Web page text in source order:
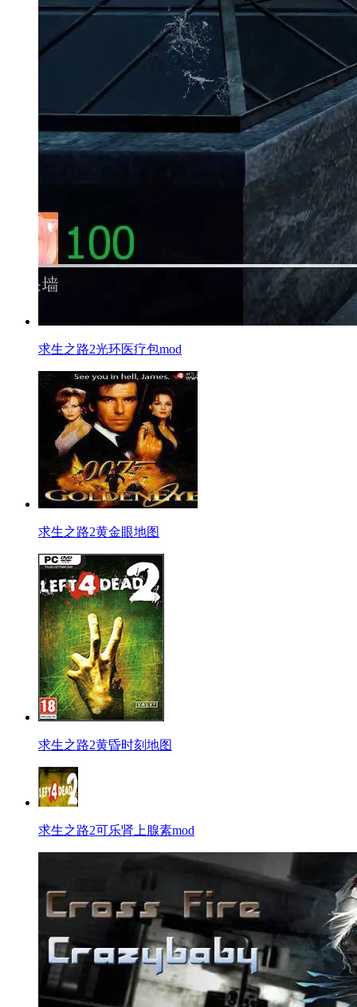
求生之路2光环医疗包mod
求生之路2黄金眼地图
求生之路2黄昏时刻地图
求生之路2可乐肾上腺素mod